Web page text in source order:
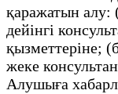
қаражатын алу:
дейінгі
қызметтеріне;
жеке
Алушыға